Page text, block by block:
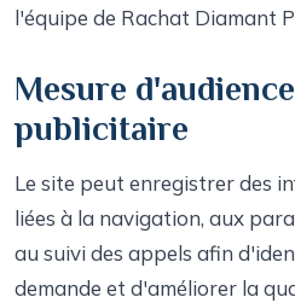
l'équipe de Rachat Diamant
Mesure
publicitaire
Le site peut enregistrer des
liées à la navigation, aux
au suivi des appels afin
demande et d'améliorer la